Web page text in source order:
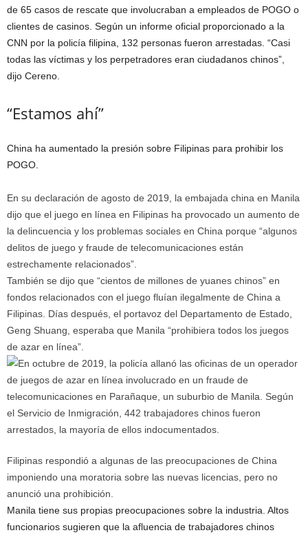
de 65 casos de rescate que involucraban a empleados de POGO o
clientes de casinos. Según un informe oficial proporcionado a la
CNN por la policía filipina, 132 personas fueron arrestadas. “Casi
todas las víctimas y los perpetradores eran ciudadanos chinos”,
dijo Cereno.
“Estamos ahí”
China ha aumentado la presión sobre Filipinas para prohibir los
POGO.
En su declaración de agosto de 2019, la embajada china en Manila
dijo que el juego en línea en Filipinas ha provocado un aumento de
la delincuencia y los problemas sociales en China porque “algunos
delitos de juego y fraude de telecomunicaciones están
estrechamente relacionados”.
También se dijo que “cientos de millones de yuanes chinos” en
fondos relacionados con el juego fluían ilegalmente de China a
Filipinas. Días después, el portavoz del Departamento de Estado,
Geng Shuang, esperaba que Manila “prohibiera todos los juegos
de azar en línea”.
Filipinas respondió a algunas de las preocupaciones de China
imponiendo una moratoria sobre las nuevas licencias, pero no
anunció una prohibición.
Manila tiene sus propias preocupaciones sobre la industria. Altos
funcionarios sugieren que la afluencia de trabajadores chinos